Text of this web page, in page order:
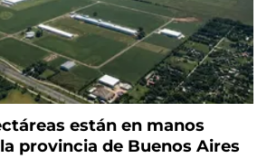
están en manos
provincia de Buenos Aires